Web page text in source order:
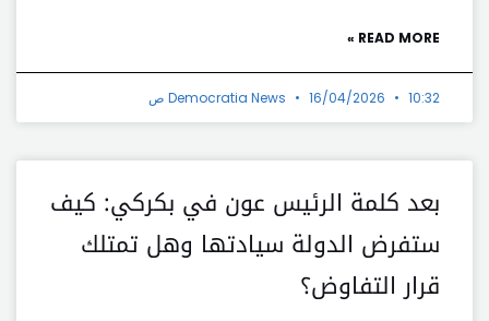
READ MORE »
Democratia News 16/04/2026 10:32 ص
بعد كلمة الرئيس عون في بكركي: كيف
ستفرض الدولة سيادتها وهل تمتلك
قرار التفاوض؟